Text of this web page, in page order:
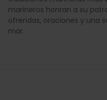
marineros honran a su
ofrendas, oraciones y una
mar.